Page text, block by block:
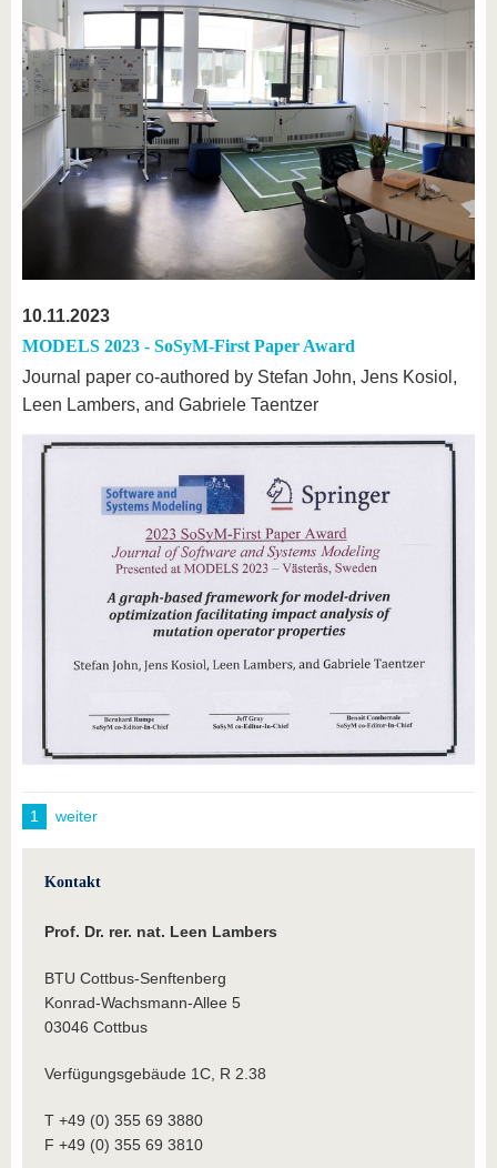
10.11.2023
MODELS 2023 - SoSyM-First Paper Award
Journal paper co-authored by Stefan John, Jens Kosiol,
Leen Lambers, and Gabriele Taentzer
1 weiter
Kontakt
Prof. Dr. rer. nat. Leen Lambers
BTU Cottbus-Senftenberg
Konrad-Wachsmann-Allee 5
03046 Cottbus
Verfügungsgebäude 1C, R 2.38
T +49 (0) 355 69 3880
F +49 (0) 355 69 3810